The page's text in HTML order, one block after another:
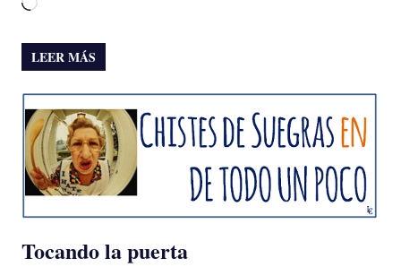
Cargando...
LEER MÁS
Tocando la puerta